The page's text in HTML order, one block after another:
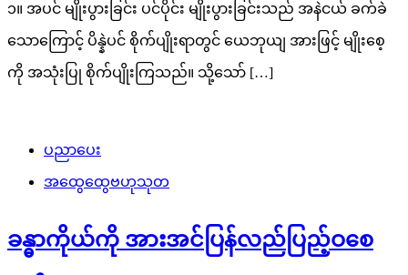
၁။ အပင် မျိုးပွားခြင်း ပင်ပိုင်း မျိုးပွားခြင်းသည် အနဲငယ် ခက်ခဲ
သောကြောင့် ပိန္နဲပင် စိုက်ပျိုးရာတွင် ယေဘုယျ အားဖြင့် မျိုးစေ့
ကို အသုံးပြု စိုက်ပျိုးကြသည်။ သို့သော် […]
ပညာပေး
အထွေထွေဗဟုသုတ
ခန္ဓာကိုယ်ကို အားအင်ပြန်လည်ပြည့်ဝစေ